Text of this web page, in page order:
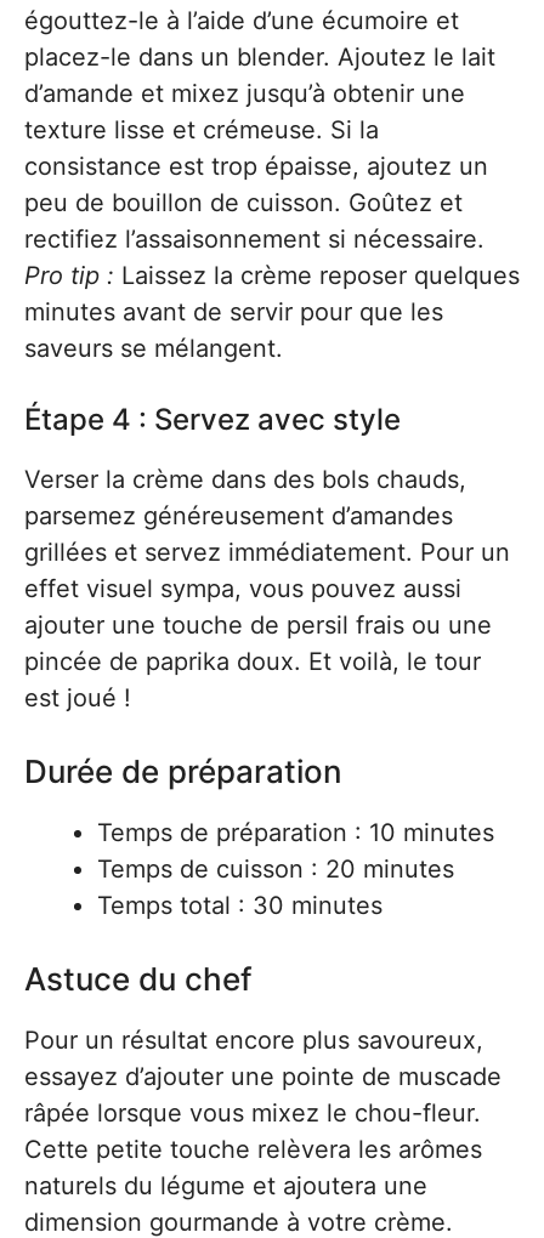
égouttez-le à l’aide d’une écumoire et
placez-le dans un blender. Ajoutez le lait
d’amande et mixez jusqu’à obtenir une
texture lisse et crémeuse. Si la
consistance est trop épaisse, ajoutez un
peu de bouillon de cuisson. Goûtez et
rectifiez l’assaisonnement si nécessaire.
Pro tip : Laissez la crème reposer quelques
minutes avant de servir pour que les
saveurs se mélangent.
Étape 4 : Servez avec style
Verser la crème dans des bols chauds,
parsemez généreusement d’amandes
grillées et servez immédiatement. Pour un
effet visuel sympa, vous pouvez aussi
ajouter une touche de persil frais ou une
pincée de paprika doux. Et voilà, le tour
est joué !
Durée de préparation
Temps de préparation : 10 minutes
Temps de cuisson : 20 minutes
Temps total : 30 minutes
Astuce du chef
Pour un résultat encore plus savoureux,
essayez d’ajouter une pointe de muscade
râpée lorsque vous mixez le chou-fleur.
Cette petite touche relèvera les arômes
naturels du légume et ajoutera une
dimension gourmande à votre crème.